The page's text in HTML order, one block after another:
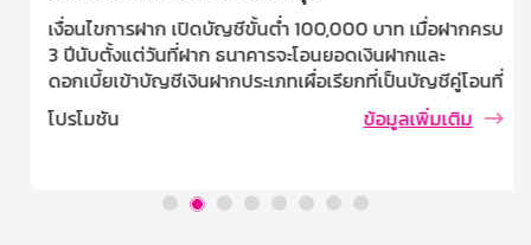
เงื่อนไขการฝาก เปิดบัญชีขั้นต่ำ 100,000 บาท เมื่อฝากครบ
3 ปีนับตั้งแต่วันที่ฝาก ธนาคารจะโอนยอดเงินฝากและ
ดอกเบี้ยเข้าบัญชีเงินฝากประเภทเผื่อเรียกที่เป็นบัญชีคู่โอนที่
ผู้ฝากแจ้งไว้ ฝากครั้งละไม่ต่ำกว่า 10,000 บาท ไม่จำกัด
วงเงินรับฝากสูงสุด บุคคลธรรมดาที่มีอายุตั้งแต่ 7 ปี ขึ้นไป
ครั้งละเท่าใดก็ได้ ถอนหรือปิดบัญชีก่อนฝากครบ 3 ปี จำนวน
โปรโมชัน ข้อมูลเพิ่มเติม